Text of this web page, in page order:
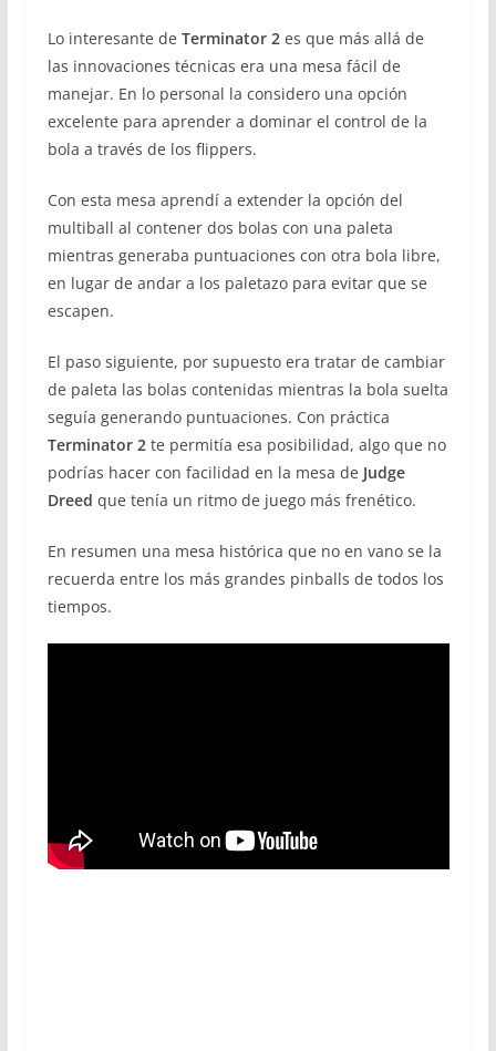
Lo interesante de Terminator 2es que más allá de
las innovaciones técnicas era una mesa fácil de
manejar. En lo personal la considero una opción
excelente para aprender a dominar el control de la
bola a través de los flippers.
Con esta mesa aprendí a extender la opción del
multiball al contener dos bolas con una paleta
mientras generaba puntuaciones con otra bola libre,
en lugar de andar a los paletazo para evitar que se
escapen.
El paso siguiente, por supuesto era tratar de cambiar
de paleta las bolas contenidas mientras la bola suelta
seguía generando puntuaciones. Con práctica
Terminator 2te permitía esa posibilidad, algo que no
podrías hacer con facilidad en la mesa de Judge
Dreed que tenía un ritmo de juego más frenético.
En resumen una mesa histórica que no en vano se la
recuerda entre los más grandes pinballs de todos los
tiempos.